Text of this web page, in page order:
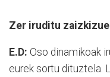
Zer iruditu
E.D: Oso dinamikoak
eurek sortu dituztela.